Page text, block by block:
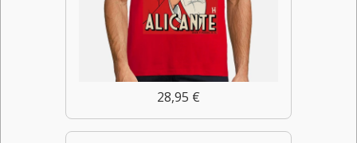
28,95 €